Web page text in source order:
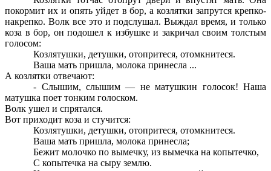
покормит их и опять уйдет в бор, а козлятки запрутся крепко-
накрепко. Волк все это и подслушал. Выждал время, и только
коза в бор, он подошел к избушке и закричал своим толстым
голосом:
Козлятушки, детушки, отопритеся, отомкнитеся.
Ваша мать пришла, молока принесла ...
А козлятки отвечают:
- Слышим, слышим — не матушкин голосок! Наша
матушка поет тонким голоском.
Волк ушел и спрятался.
Вот приходит коза и стучится:
Козлятушки, детушки, отопритеся, отомкнитеся.
Ваша мать пришла, молока принесла;
Бежит молочко по вымечку, из вымечка на копытечко,
С копытечка на сыру землю.